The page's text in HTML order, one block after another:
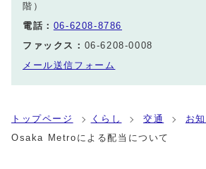
階）
電話： 06-6208-8786
ファックス： 06-6208-0008
メール送信フォーム
トップページ くらし 交通
お
Osaka Metroによる配当について